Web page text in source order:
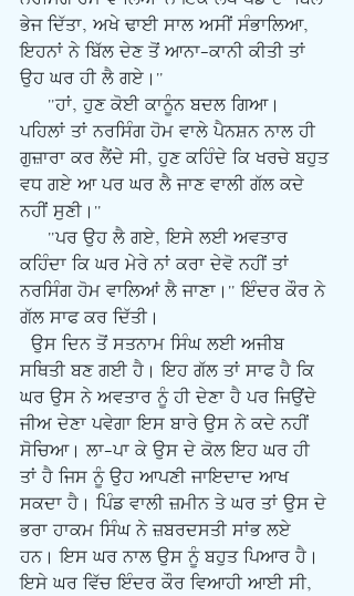
ਭੇਜ ਦਿੱਤਾ, ਅਖੇ ਢਾਈ ਸਾਲ ਅਸੀਂ ਸੰਭਾਲਿਆ,
ਇਹਨਾਂ ਨੇ ਬਿੱਲ ਦੇਣ ਤੋਂ ਆਨਾ-ਕਾਨੀ ਕੀਤੀ ਤਾਂ
ਉਹ ਘਰ ਹੀ ਲੈ ਗਏ।"
ਪਹਿਲਾਂ ਤਾਂ ਨਰਸਿੰਗ ਹੋਮ ਵਾਲੇ ਪੈਨਸ਼ਨ ਨਾਲ ਹੀ
ਗੁਜ਼ਾਰਾ ਕਰ ਲੈਂਦੇ ਸੀ, ਹੁਣ ਕਹਿੰਦੇ ਕਿ ਖਰਚੇ ਬਹੁਤ
ਵਧ ਗਏ ਆ ਪਰ ਘਰ ਲੈ ਜਾਣ ਵਾਲੀ ਗੱਲ ਕਦੇ
ਨਹੀਂ ਸੁਣੀ।"
ਕਹਿੰਦਾ ਕਿ ਘਰ ਮੇਰੇ ਨਾਂ ਕਰਾ ਦੇਵੋ ਨਹੀਂ ਤਾਂ
ਨਰਸਿੰਗ ਹੋਮ ਵਾਲਿਆਂ ਲੈ ਜਾਣਾ।" ਇੰਦਰ ਕੌਰ ਨੇ
ਗੱਲ ਸਾਫ ਕਰ ਦਿੱਤੀ।
ਸਥਿਤੀ ਬਣ ਗਈ ਹੈ। ਇਹ ਗੱਲ ਤਾਂ ਸਾਫ ਹੈ ਕਿ
ਘਰ ਉਸ ਨੇ ਅਵਤਾਰ ਨੂੰ ਹੀ ਦੇਣਾ ਹੈ ਪਰ ਜਿਉਂਦੇ
ਜੀਅ ਦੇਣਾ ਪਵੇਗਾ ਇਸ ਬਾਰੇ ਉਸ ਨੇ ਕਦੇ ਨਹੀਂ
ਸੋਚਿਆ। ਲਾ-ਪਾ ਕੇ ਉਸ ਦੇ ਕੋਲ ਇਹ ਘਰ ਹੀ
ਤਾਂ ਹੈ ਜਿਸ ਨੂੰ ਉਹ ਆਪਣੀ ਜਾਇਦਾਦ ਆਖ
ਸਕਦਾ ਹੈ। ਪਿੰਡ ਵਾਲੀ ਜ਼ਮੀਨ ਤੇ ਘਰ ਤਾਂ ਉਸ ਦੇ
ਭਰਾ ਹਾਕਮ ਸਿੰਘ ਨੇ ਜ਼ਬਰਦਸਤੀ ਸਾਂਭ ਲਏ
ਹਨ। ਇਸ ਘਰ ਨਾਲ ਉਸ ਨੂੰ ਬਹੁਤ ਪਿਆਰ ਹੈ।
ਇਸੇ ਘਰ ਵਿੱਚ ਇੰਦਰ ਕੌਰ ਵਿਆਹੀ ਆਈ ਸੀ,